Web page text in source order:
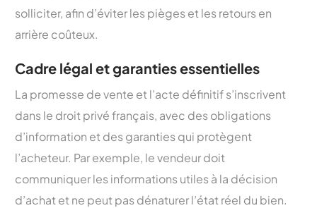
solliciter, afin d’éviter les pièges et les retours en
arrière coûteux.
Cadre légal et garanties essentielles
La promesse de vente et l’acte définitif s’inscrivent
dans le droit privé français, avec des obligations
d’information et des garanties qui protègent
l’acheteur. Par exemple, le vendeur doit
communiquer les informations utiles à la décision
d’achat et ne peut pas dénaturer l’état réel du bien.